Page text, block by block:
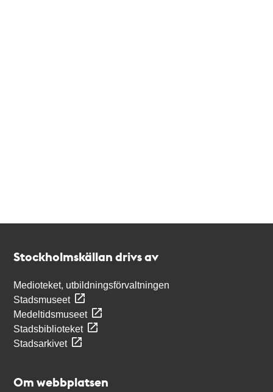
Stockholmskällan drivs av
Medioteket, utbildningsförvaltningen
Stadsmuseet
Medeltidsmuseet
Stadsbiblioteket
Stadsarkivet
Om webbplatsen